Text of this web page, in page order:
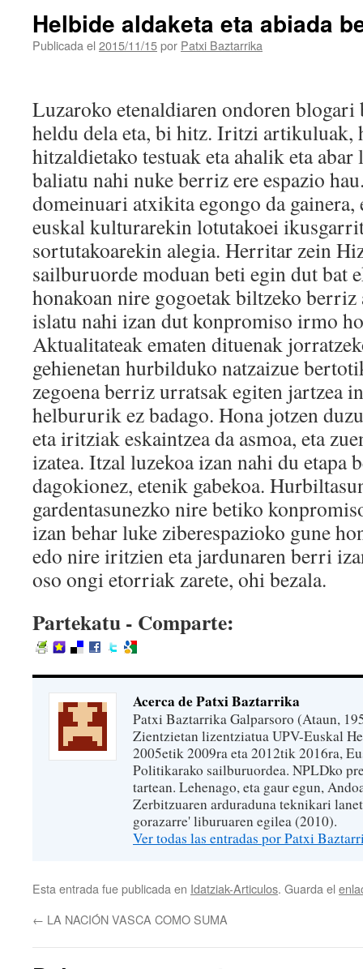
Helbide aldaketa eta abiada
Publicada el 2015/11/15por Patxi Baztarrika
Luzaroko etenaldiaren ondoren
heldu dela eta, bi hitz. Iritzi artikuluak,
hitzaldietako testuak eta ahalik eta abar
baliatu nahi nuke berriz ere espazio
domeinuari atxikita egongo da gainera,
euskal kulturarekin lotutakoei
sortutakoarekin alegia. Herritar zein
sailburuorde moduan beti egin dut bat
honakoan nire gogoetak biltzeko berriz
islatu nahi izan dut konpromiso irmo
Aktualitateak ematen dituenak
gehienetan hurbilduko natzaizue
zegoena berriz urratsak egiten jartzea
helbururik ez badago. Hona jotzen
eta iritziak eskaintzea da asmoa, eta
izatea. Itzal luzekoa izan nahi du etapa
dagokionez, etenik gabekoa.
gardentasunezko nire betiko
izan behar luke ziberespazioko gune
edo nire iritzien eta jardunaren berri
oso ongi etorriak zarete, ohi bezala.
Partekatu - Comparte:
Acerca de Patxi Baztarrika
Patxi Baztarrika Galparsoro (Ataun,
Zientzietan lizentziatua UPV-Euskal
2005etik 2009ra eta 2012tik 2016ra,
Politikarako sailburuordea. NPLDko
tartean. Lehenago, eta gaur egun,
Zerbitzuaren arduraduna teknikari
gorazarre' liburuaren egilea (2010).
Ver todas las entradas por Patxi
Esta entrada fue publicada en Idatziak-Articulos. Guarda el
← LA NACIÓN VASCA COMO SUMA